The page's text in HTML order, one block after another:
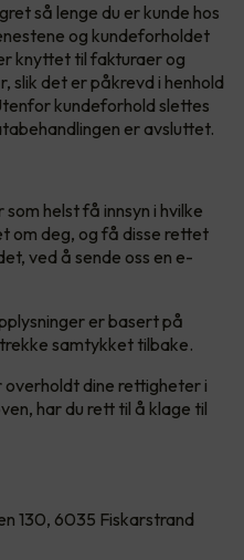
så lenge du er kunde hos
og kundeforholdet
knyttet til fakturaer og
slik det er påkrevd i henhold
kundeforhold slettes
er avsluttet.
som helst få innsyn i hvilke
om deg, og få disse rettet
ved å sende oss en e-
er basert på
samtykket tilbake.
overholdt dine rettigheter i
har du rett til å klage til
130, 6035 Fiskarstrand